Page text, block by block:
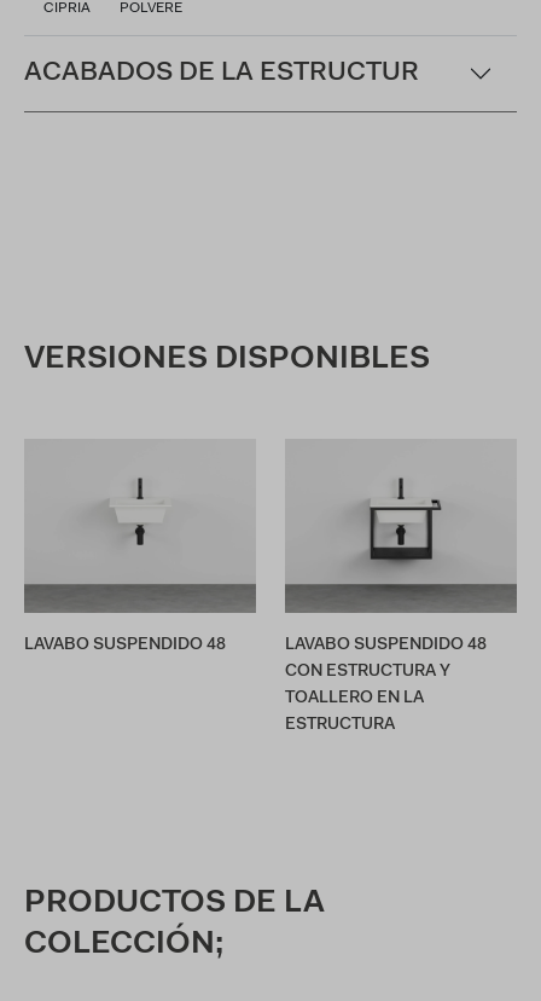
CIPRIA POLVERE
ACABADOS DE LA ESTRUCTUR
VERSIONES DISPONIBLES
LAVABO SUSPENDIDO 48
LAVABO SUSPENDIDO 48
CON ESTRUCTURA Y
TOALLERO EN LA
ESTRUCTURA
PRODUCTOS DE LA
COLECCIÓN;